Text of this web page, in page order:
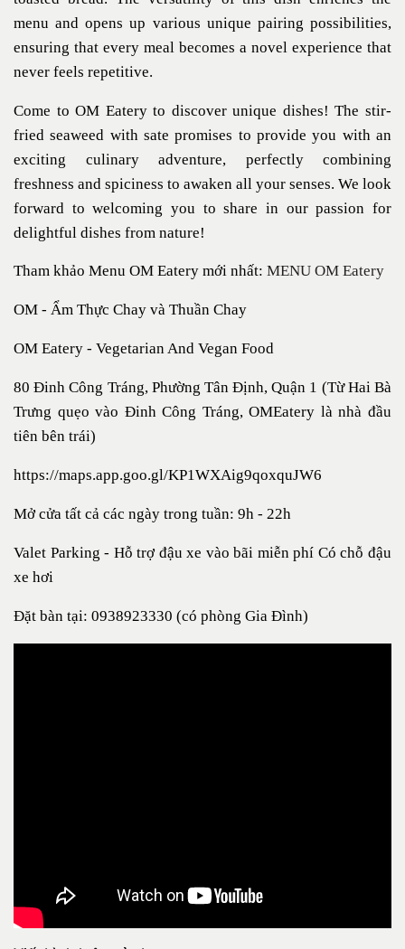
menu and opens up various unique pairing possibilities,
ensuring that every meal becomes a novel experience that
never feels repetitive.
Come to OM Eatery to discover unique dishes! The stir-
fried seaweed with sate promises to provide you with an
exciting culinary adventure, perfectly combining
freshness and spiciness to awaken all your senses. We look
forward to welcoming you to share in our passion for
delightful dishes from nature!
Tham khảo Menu OM Eatery mới nhất: MENU OM Eatery
OM - Ẩm Thực Chay và Thuần Chay
OM Eatery - Vegetarian And Vegan Food
80 Đinh Công Tráng, Phường Tân Định, Quận 1 (Từ Hai Bà
Trưng quẹo vào Đinh Công Tráng, OMEatery là nhà đầu
tiên bên trái)
https://maps.app.goo.gl/KP1WXAig9qoxquJW6
Mở cửa tất cả các ngày trong tuần: 9h - 22h
Valet Parking - Hỗ trợ đậu xe vào bãi miễn phí Có chỗ đậu
xe hơi
Đặt bàn tại: 0938923330 (có phòng Gia Đình)